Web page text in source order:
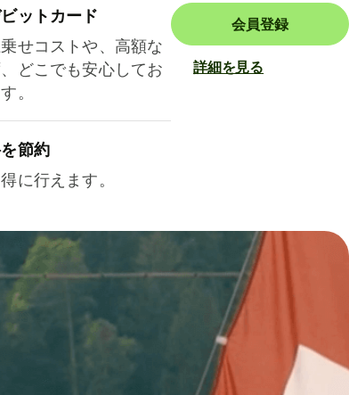
ットカード
せコストや、高額な
どこでも安心してお
。
節約
に行えます。
会員登録
詳細を見る